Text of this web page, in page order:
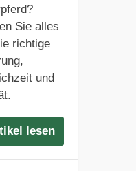
Sie alles
richtige
und
lesen